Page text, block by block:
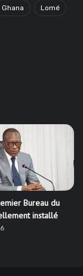
Ghana Lomé
Bureau du
installé